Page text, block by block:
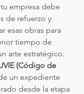
empresa debe
de refuerzo y
esas obras para
tiempo de
arte estratégico.
(Código de
un expediente
desde la etapa